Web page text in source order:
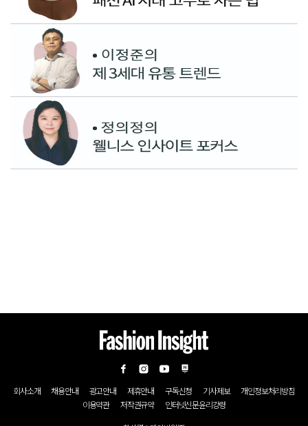
회사소개 채용안내 광고안내 제휴안내 구독신청 기사제보
개인정보처리방침
이용약관
저작권규약 인터넷신문윤리강령